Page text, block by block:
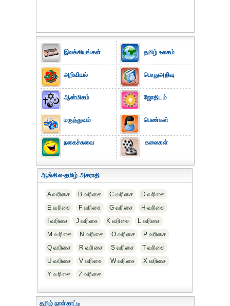
இலக்கியங்கள்
அறிவியல்
ஆன்மிகம்
மருத்துவம்
நகைச்சுவை
தமிழ் உலகம்
பொதுஅறிவு
ஜோதிடம்
பெண்கள்
கலைகள்
ஆங்கில-தமிழ் அகராதி
A வரிசை B வரிசை C வரிசை
D வரிசை
E வரிசை
F வரிசை G வரிசை
H வரிசை
I வரிசை
J வரிசை K வரிசை
L வரிசை
M வரிசை
N வரிசை O வரிசை
P வரிசை
Q வரிசை
R வரிசை S வரிசை
T வரிசை
U வரிசை
V வரிசை W வரிசை
X வரிசை
Y வரிசை
Z வரிசை
தமிழ் நாள்காட்டி